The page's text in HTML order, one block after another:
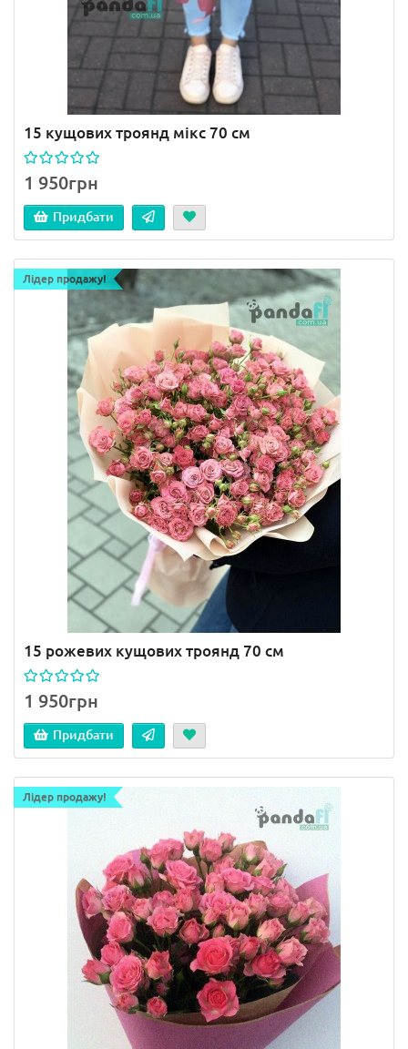
15 кущових троянд мікс 70 см
1 950грн
Придбати
Лідер продажу!
15 рожевих кущових троянд 70 см
1 950грн
Придбати
Лідер продажу!